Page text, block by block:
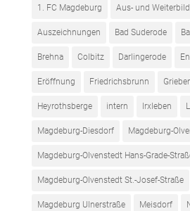
1. FC Magdeburg Aus- und
Auszeichnungen Bad Suderode
Brehna Colbitz Darlingerode
Eröffnung Friedrichsbrunn
Heyrothsberge intern Irxleben
Magdeburg-Diesdorf Magdeburg-
Magdeburg-Olvenstedt Hans-Grade-
Magdeburg-Olvenstedt St.-Josef-Straße
Magdeburg Ulnerstraße Meisdorf